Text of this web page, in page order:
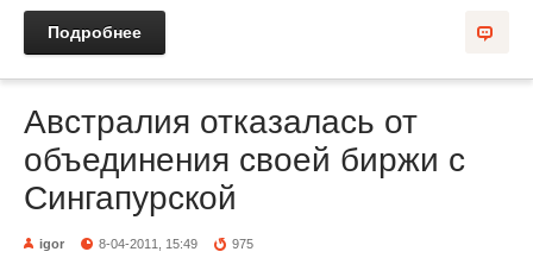
Подробнее
Австралия отказалась от
объединения своей биржи с
Сингапурской
igor 8-04-2011, 15:49 975